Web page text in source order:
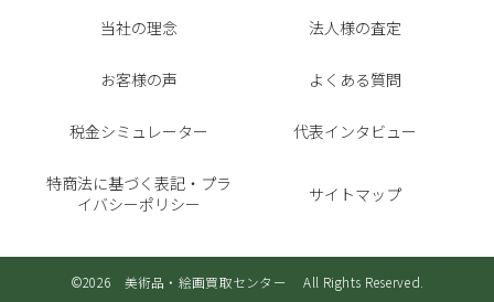
当社の理念 法人様の査定
お客様の声 よくある質問
税金シミュレーター 代表インタビュー
特商法に基づく表記・プラ
イバシーポリシー
サイトマップ
©2026 美術品・絵画買取センター All Rights Reserved.